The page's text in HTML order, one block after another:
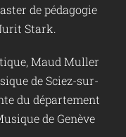
de pédagogie
Stark.
Maud Muller
de Sciez-sur-
du département
de Genève